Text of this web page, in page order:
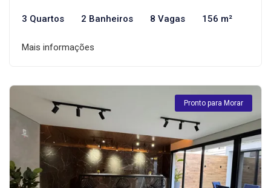
3 Quartos 2 Banheiros 8 Vagas 156 m²
Mais informações
Pronto para Morar